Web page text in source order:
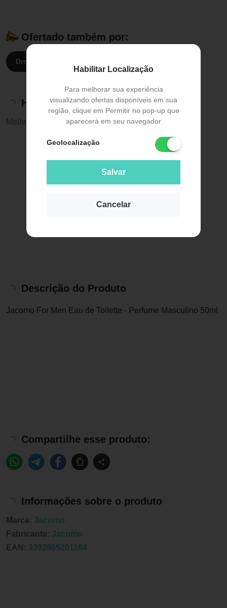
Habilitar Localização
Para melhorar sua experiência
visualizando ofertas disponíveis em sua
região, clique em Permitir no pop-up que
aparecerá em seu navegador
Geolocalização
Salvar
Cancelar
Ofertado também por:
Droga Raia:
Histórico de preços
Melhor preço: R$ 240,00
Descrição do Produto
Jacomo For Men Eau de Toilette - Perfume Masculino 50ml
Compartilhe esse produto:
Informações sobre o produto
Marca: Jacomo
Fabricante: Jacomo
EAN: 3392865201164